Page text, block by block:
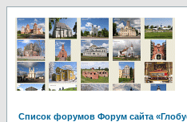
Список форумов Форум сайта